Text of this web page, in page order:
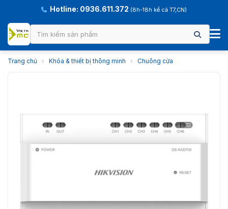
Hotline: 0936.611.372 (8h-18h kể cả T7,CN)
Trang chủ › Khóa & thiết bị thông minh › Chuông cửa